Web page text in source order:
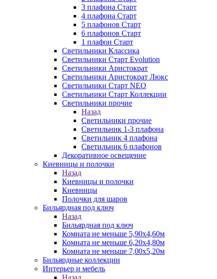
3 плафона Старт
4 плафона Старт
5 плафонов Старт
6 плафонов Старт
1 плафон Старт
Светильники Классика
Светильники Старт Evolution
Светильники Аристократ
Светильники Аристократ Люкс
Светильники Старт NEO
Светильники Старт Коллекции
Светильники прочие
Назад
Светильники прочие
Светильник 1-3 плафона
Светильник 4 плафона
Светильник 6 плафонов
Декоративное освещение
Киевницы и полочки
Назад
Киевницы и полочки
Киевницы
Полочки для шаров
Бильярдная под ключ
Назад
Бильярдная под ключ
Комната не меньше 5,90х4,60м
Комната не меньше 6,20х4,80м
Комната не меньше 7,00х5,20м
Бильярдные коллекции
Интерьер и мебель
Назад